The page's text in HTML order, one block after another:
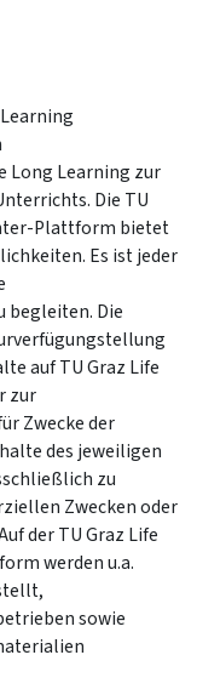
Long Learning zur
Die TU
Plattform bietet
Es ist jeder
begleiten. Die
auf TU Graz Life
zur
Zwecke der
des jeweiligen
zu
Zwecken oder
der TU Graz Life
werden u.a.
sowie